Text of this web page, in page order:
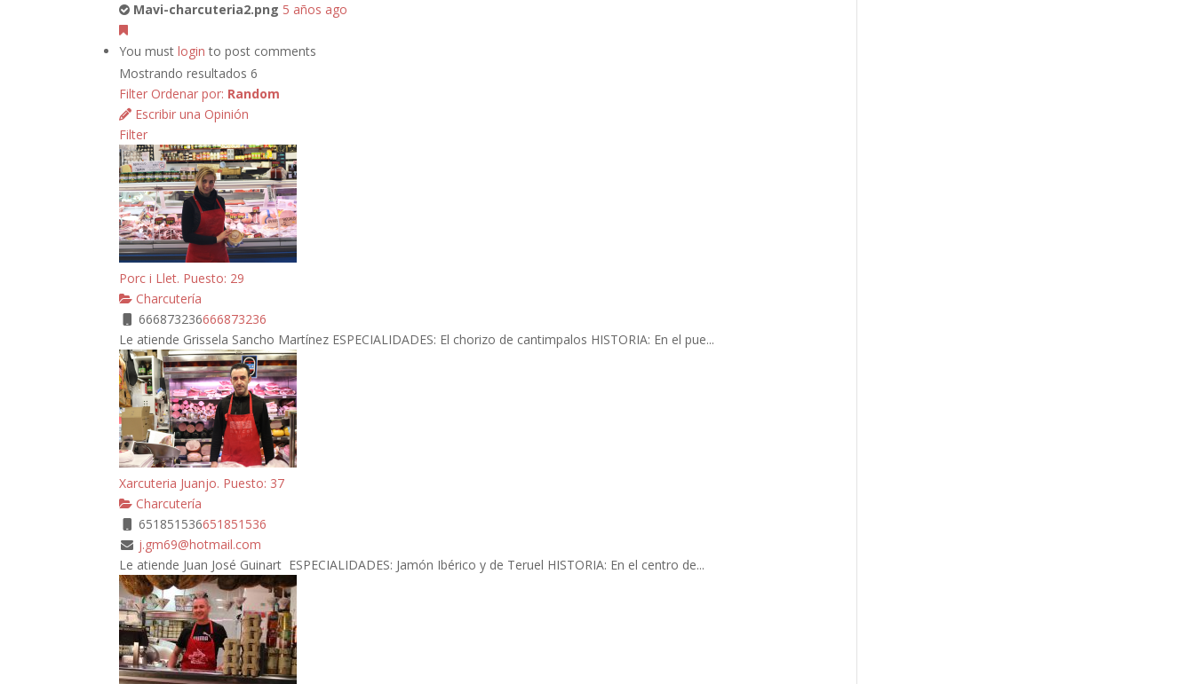
Mavi-charcuteria2.png 5 años ago
You mustlogin to post comments
Mostrando resultados 6
Filter Ordenar por: Random
Escribir una Opinión
Filter
Porc i Llet. Puesto: 29
Charcutería
666873236666873236
Le atiende Grissela Sancho Martínez ESPECIALIDADES: El chorizo de cantimpalos HISTORIA: En el pue...
Xarcuteria Juanjo. Puesto: 37
Charcutería
651851536651851536
j.gm69@hotmail.com
Le atiende Juan José Guinart ESPECIALIDADES: Jamón Ibérico y de Teruel HISTORIA: En el centro de...